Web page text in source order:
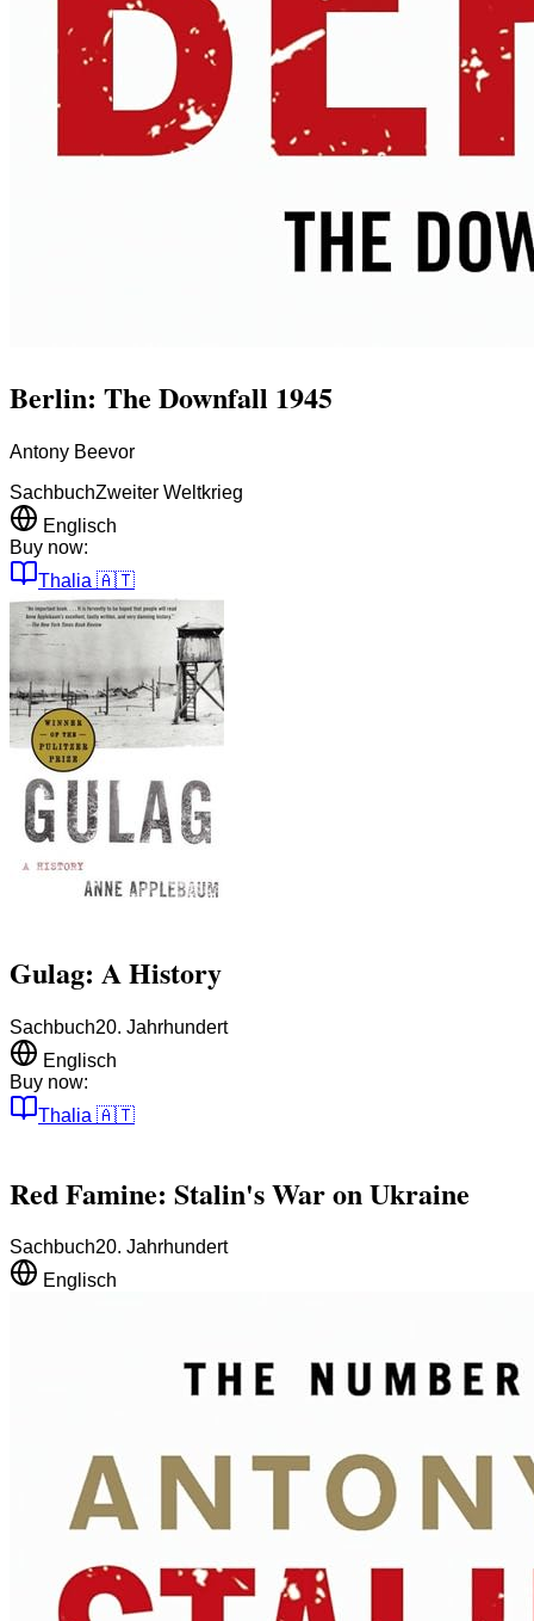
Berlin: The Downfall 1945
Antony Beevor
SachbuchZweiter Weltkrieg
Englisch
Buy now:
Thalia 🇦🇹
Gulag: A History
Sachbuch20. Jahrhundert
Englisch
Buy now:
Thalia 🇦🇹
Red Famine: Stalin's War on Ukraine
Sachbuch20. Jahrhundert
Englisch